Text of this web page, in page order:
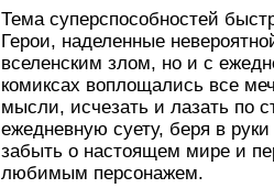
Тема суперспособностей
Герои, наделенные
вселенским злом, но и с
комиксах воплощались все
мысли, исчезать и лазать по
ежедневную суету, беря в
забыть о настоящем мире и
любимым персонажем.